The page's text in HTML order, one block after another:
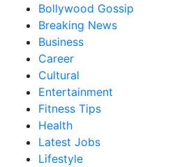
Bollywood Gossip
Breaking News
Business
Career
Cultural
Entertainment
Fitness Tips
Health
Latest Jobs
Lifestyle